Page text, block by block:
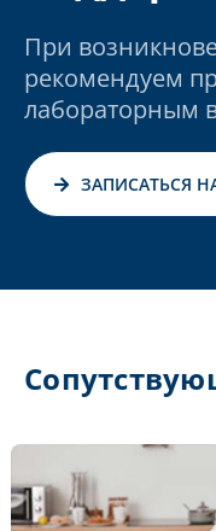
При
рекомендуем
лабораторным
ЗАПИСАТЬСЯ